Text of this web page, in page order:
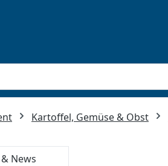
Kartoffel, Gemüse & Obst
News